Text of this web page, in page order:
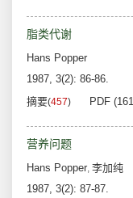
脂类代谢
Hans Popper
1987, 3(2): 86-86.
摘要(457) PDF
营养问题
Hans Popper, 李加纯
1987, 3(2): 87-87.